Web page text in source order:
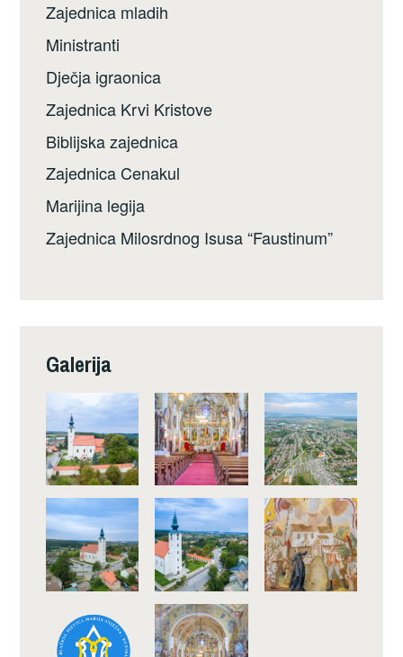
Zajednica mladih
Ministranti
Dječja igraonica
Zajednica Krvi Kristove
Biblijska zajednica
Zajednica Cenakul
Marijina legija
Zajednica Milosrdnog Isusa “Faustinum”
Galerija